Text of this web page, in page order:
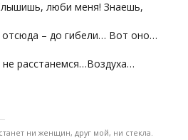
люби меня! Знаешь,
отсюда – до гибели… Вот оно…
расстанемся…Воздуха…
ни женщин, друг мой, ни стекла.